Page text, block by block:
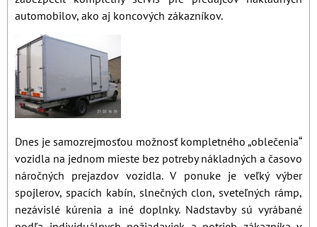
automobilov, ako aj koncových zákazníkov.
Dnes je samozrejmosťou možnosť kompletného „oblečenia“
vozidla na jednom mieste bez potreby nákladných a časovo
náročných prejazdov vozidla. V ponuke je veľký výber
spojlerov, spacích kabín, slnečných clon, sveteľných rámp,
nezávislé kúrenia a iné doplnky. Nadstavby sú vyrábané